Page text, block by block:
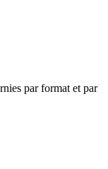
par format et par